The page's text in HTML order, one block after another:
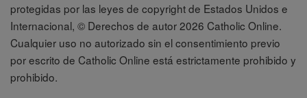
protegidas por las leyes de copyright de Estados Unidos e
Internacional, © Derechos de autor 2026 Catholic Online.
Cualquier uso no autorizado sin el consentimiento previo
por escrito de Catholic Online está estrictamente prohibido y
prohibido.